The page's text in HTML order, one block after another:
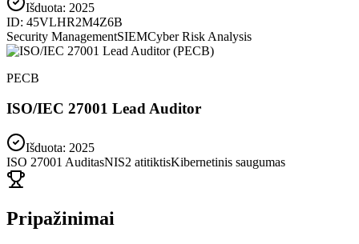
Išduota: 2025
ID: 45VLHR2M4Z6B
Security ManagementSIEMCyber Risk Analysis
PECB
ISO/IEC 27001 Lead Auditor
Išduota: 2025
ISO 27001 AuditasNIS2 atitiktisKibernetinis saugumas
Pripažinimai